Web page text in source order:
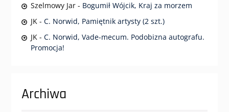
Szelmowy Jar- Bogumił Wójcik, Kraj za morzem
JK- C. Norwid, Pamiętnik artysty (2 szt.)
JK- C. Norwid, Vade-mecum. Podobizna autografu.
Promocja!
Archiwa